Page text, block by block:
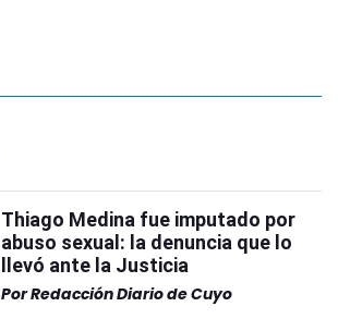
Thiago Medina fue imputado por
abuso sexual: la denuncia que lo
llevó ante la Justicia
PorRedacción Diario de Cuyo